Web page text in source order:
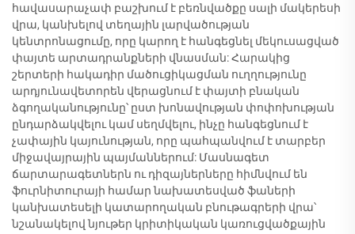
հավասարաչափ բաշխում է բեռնվածքը սալի մակերեսի
վրա, կանխելով տեղային լարվածության
կենտրոնացումը, որը կարող է հանգեցնել մեկուսացված
փայտե արտադրանքների վնասման: Հարակից
շերտերի հակադիր մածուցիկացման ուղղությունը
արդյունավետորեն վերացնում է փայտի բնական
ձգողականությունը՝ ըստ խոնավության փոփոխության
ընդարձակվելու կամ սեղմվելու, ինչը հանգեցնում է
չափային կայունության, որը պահպանվում է տարբեր
միջավայրային պայմաններում: Մասնագետ
ճարտարագետներն ու դիզայներները հիմնվում են
ֆուրնիտուրայի համար նախատեսված ֆաների
կանխատեսելի կատարողական բնութագրերի վրա՝
նշանակելով նյութեր կրիտիկական կառուցվածքային